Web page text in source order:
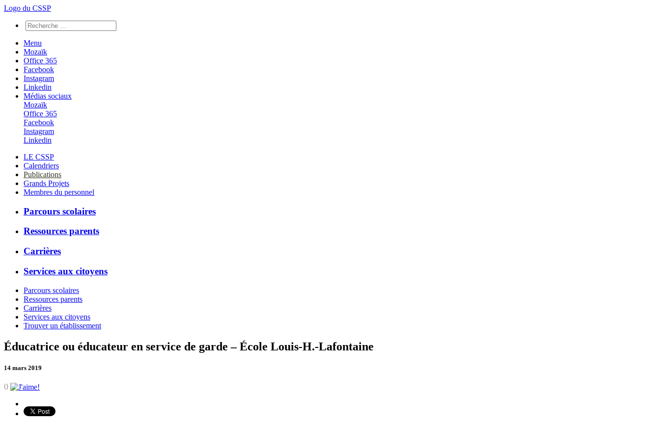
Logo du CSSP
Menu
Mozaïk
Office 365
Facebook
Instagram
Linkedin
Médias sociaux
Mozaïk
Office 365
Facebook
Instagram
Linkedin
LE CSSP
Calendriers
Publications
Grands Projets
Membres du personnel
Parcours scolaires
Ressources parents
Carrières
Services aux citoyens
Parcours scolaires
Ressources parents
Carrières
Services aux citoyens
Trouver un établissement
Éducatrice ou éducateur en service de garde – École Louis-H.-Lafontaine
14 mars 2019
0